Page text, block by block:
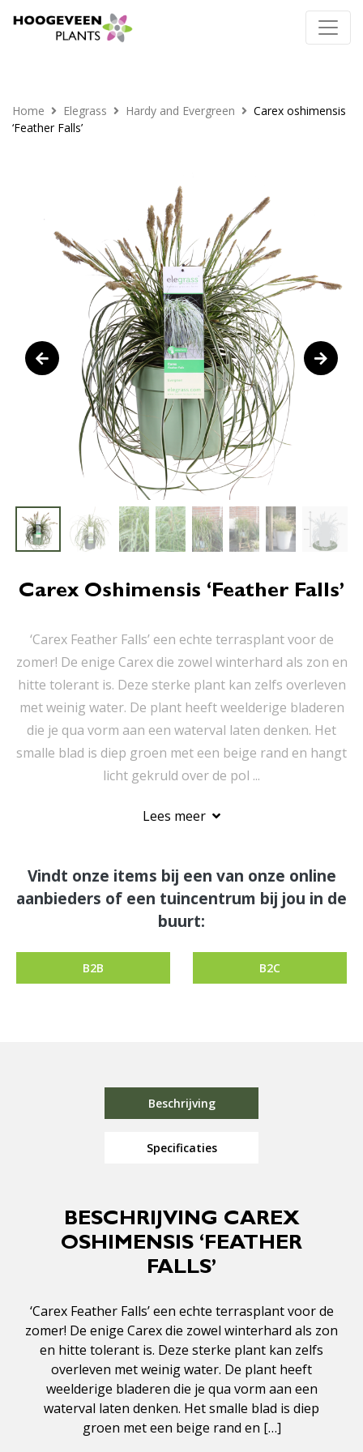
Home Elegrass Hardy and Evergreen
Carex oshimensis
‘Feather Falls’
Carex Oshimensis ‘Feather Falls’
‘Carex Feather Falls’ een echte terrasplant voor de
zomer! De enige Carex die zowel winterhard als zon en
hitte tolerant is. Deze sterke plant kan zelfs overleven
met weinig water. De plant heeft weelderige bladeren
die je qua vorm aan een waterval laten denken. Het
smalle blad is diep groen met een beige rand en hangt
licht gekruld over de pol ...
Lees meer
Vindt onze items bij een van onze online
aanbieders of een tuincentrum bij jou in de
buurt:
B2B B2C
Beschrijving
Specificaties
BESCHRIJVING CAREX
OSHIMENSIS ‘FEATHER
FALLS’
‘Carex Feather Falls’ een echte terrasplant voor de
zomer! De enige Carex die zowel winterhard als zon
en hitte tolerant is. Deze sterke plant kan zelfs
overleven met weinig water. De plant heeft
weelderige bladeren die je qua vorm aan een
waterval laten denken. Het smalle blad is diep
groen met een beige rand en […]